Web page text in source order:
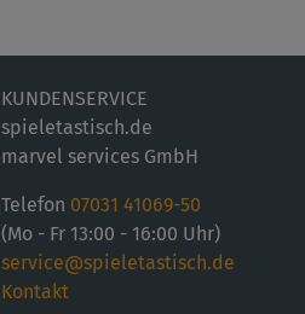
KUNDENSERVICE
spieletastisch.de
marvel services GmbH
Telefon 07031 41069-50
(Mo - Fr 13:00 - 16:00 Uhr)
service@spieletastisch.de
Kontakt